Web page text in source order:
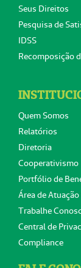
Seus Direitos
Pesquisa de
IDSS
Recomposição
Quem Somos
Relatórios
Diretoria
Cooperativismo
Portfólio de
Área de
Trabalhe
Central de
Compliance